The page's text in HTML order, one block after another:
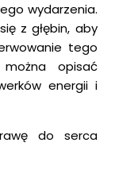
wydarzenia.
z głębin, aby
tego
opisać
energii i
do serca